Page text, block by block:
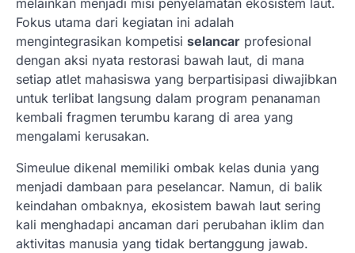
melainkan menjadi misi penyelamatan ekosistem laut.
Fokus utama dari kegiatan ini adalah
mengintegrasikan kompetisi selancar profesional
dengan aksi nyata restorasi bawah laut, di mana
setiap atlet mahasiswa yang berpartisipasi diwajibkan
untuk terlibat langsung dalam program penanaman
kembali fragmen terumbu karang di area yang
mengalami kerusakan.
Simeulue dikenal memiliki ombak kelas dunia yang
menjadi dambaan para peselancar. Namun, di balik
keindahan ombaknya, ekosistem bawah laut sering
kali menghadapi ancaman dari perubahan iklim dan
aktivitas manusia yang tidak bertanggung jawab.